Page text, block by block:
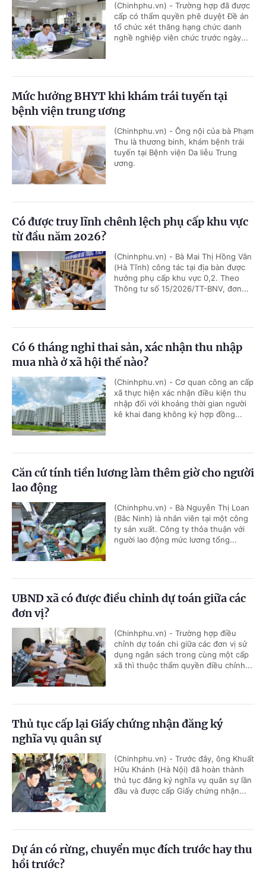
(Chinhphu.vn) - Trường hợp đã được
cấp có thẩm quyền phê duyệt Đề án
tổ chức xét thăng hạng chức danh
nghề nghiệp viên chức trước ngày...
Mức hưởng BHYT khi khám trái tuyến tại
bệnh viện trung ương
(Chinhphu.vn) - Ông nội của bà Phạm
Thu là thương binh, khám bệnh trái
tuyến tại Bệnh viện Da liễu Trung
ương.
Có được truy lĩnh chênh lệch phụ cấp khu vực
từ đầu năm 2026?
(Chinhphu.vn) - Bà Mai Thị Hồng Vân
(Hà Tĩnh) công tác tại địa bàn được
hưởng phụ cấp khu vực 0,2. Theo
Thông tư số 15/2026/TT-BNV, đơn...
Có 6 tháng nghỉ thai sản, xác nhận thu nhập
mua nhà ở xã hội thế nào?
(Chinhphu.vn) - Cơ quan công an cấp
xã thực hiện xác nhận điều kiện thu
nhập đối với khoảng thời gian người
kê khai đang không ký hợp đồng...
Căn cứ tính tiền lương làm thêm giờ cho người
lao động
(Chinhphu.vn) - Bà Nguyễn Thị Loan
(Bắc Ninh) là nhân viên tại một công
ty sản xuất. Công ty thỏa thuận với
người lao động mức lương tổng...
UBND xã có được điều chỉnh dự toán giữa các
đơn vị?
(Chinhphu.vn) - Trường hợp điều
chỉnh dự toán chi giữa các đơn vị sử
dụng ngân sách trong cùng một cấp
xã thì thuộc thẩm quyền điều chỉnh...
Thủ tục cấp lại Giấy chứng nhận đăng ký
nghĩa vụ quân sự
(Chinhphu.vn) - Trước đây, ông Khuất
Hữu Khánh (Hà Nội) đã hoàn thành
thủ tục đăng ký nghĩa vụ quân sự lần
đầu và được cấp Giấy chứng nhận...
Dự án có rừng, chuyển mục đích trước hay thu
hồi trước?